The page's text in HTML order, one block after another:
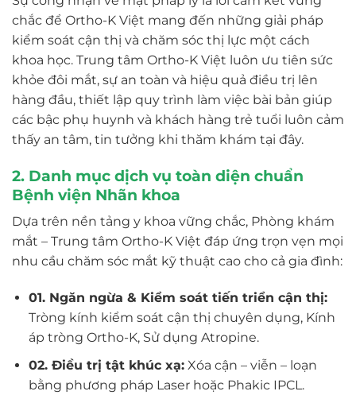
chắc để Ortho-K Việt mang đến những giải pháp
kiểm soát cận thị và chăm sóc thị lực một cách
khoa học. Trung tâm Ortho-K Việt luôn ưu tiên sức
khỏe đôi mắt, sự an toàn và hiệu quả điều trị lên
hàng đầu, thiết lập quy trình làm việc bài bản giúp
các bậc phụ huynh và khách hàng trẻ tuổi luôn cảm
thấy an tâm, tin tưởng khi thăm khám tại đây.
2. Danh mục dịch vụ toàn diện chuẩn
Bệnh viện Nhãn khoa
Dựa trên nền tảng y khoa vững chắc, Phòng khám
mắt – Trung tâm Ortho-K Việt đáp ứng trọn vẹn mọi
nhu cầu chăm sóc mắt kỹ thuật cao cho cả gia đình:
01. Ngăn ngừa & Kiểm soát tiến triển cận thị:
Tròng kính kiểm soát cận thị chuyên dụng, Kính
áp tròng Ortho-K, Sử dụng Atropine.
02. Điều trị tật khúc xạ:Xóa cận – viễn – loạn
bằng phương pháp Laser hoặc Phakic IPCL.